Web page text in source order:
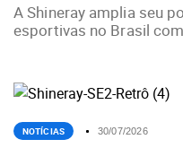
A Shineray amplia seu
esportivas no Brasil
NOTÍCIAS 30/07/2026